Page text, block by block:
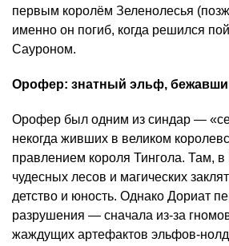
первым королём Зеленолесья
именно он погиб, когда решился
Сауроном.
Орофер: знатный эльф,
Орофер был одним из синдар —
некогда живших в великом
правлением короля Тингола. Там,
чудесных лесов и магических
детство и юность. Однако Дориат
разрушения — сначала из-за
жаждущих артефактов эльфов-